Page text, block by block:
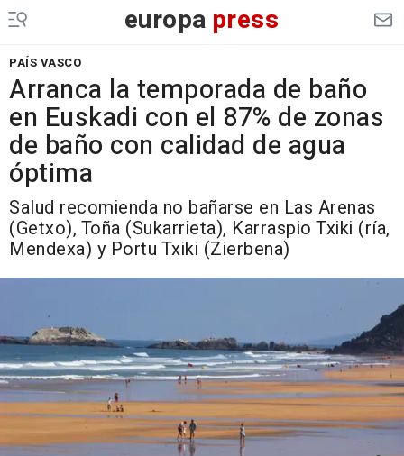
europa press
PAÍS VASCO
Arranca la temporada de baño
en Euskadi con el 87% de zonas
de baño con calidad de agua
óptima
Salud recomienda no bañarse en Las Arenas
(Getxo), Toña (Sukarrieta), Karraspio Txiki (ría,
Mendexa) y Portu Txiki (Zierbena)